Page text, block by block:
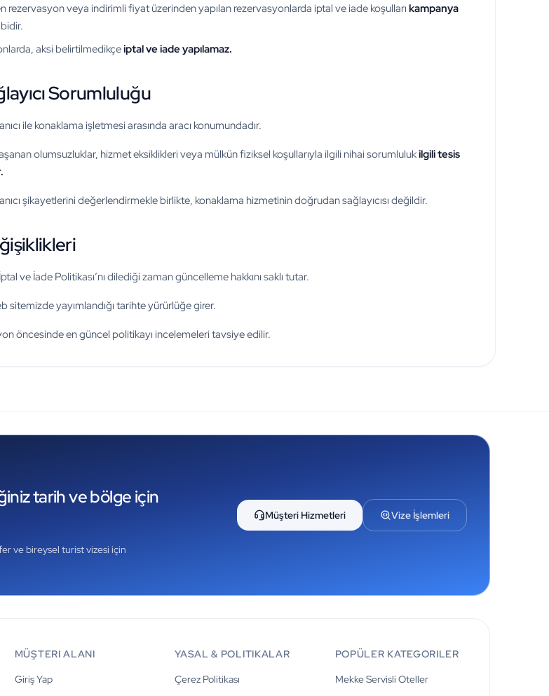
rezervasyon veya indirimli fiyat üzerinden yapılan rezervasyonlarda iptal ve iade koşulları kampanya
aksi belirtilmedikçeiptal ve iade yapılamaz.
Sorumluluğu
ile konaklama işletmesi arasında aracı konumundadır.
olumsuzluklar, hizmet eksiklikleri veya mülkün fiziksel koşullarıyla ilgili nihai sorumlulukilgili tesis
şikayetlerini değerlendirmekle birlikte, konaklama hizmetinin doğrudan sağlayıcısı değildir.
ve İade Politikası’nı dilediği zaman güncelleme hakkını saklı tutar.
sitemizde yayımlandığı tarihte yürürlüğe girer.
öncesinde en güncel politikayı incelemeleri tavsiye edilir.
tarih ve bölge için
ve bireysel turist vizesi için
Müşteri Hizmetleri Vize İşlemleri
MÜŞTERI ALANI
Giriş Yap
YASAL & POLITIKALAR
Çerez Politikası
POPÜLER KATEGORILER
Mekke Servisli Oteller